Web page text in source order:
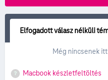
Elfogadott válasz nélküli
Még nincsenek
Macbook készletfeltöltés